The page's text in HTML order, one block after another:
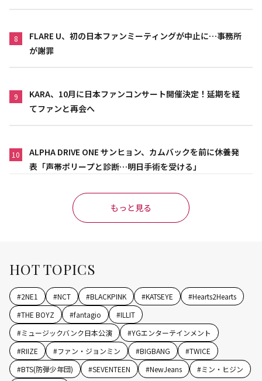
8
FLARE U、初の日本ファンミーティングが中止に…事務所
が謝罪
9
KARA、10月に日本ファンコンサート開催決定！延期を経
てファンと再会へ
10
ALPHA DRIVE ONE サンヒョン、カムバックを前に休養発
表「声帯ポリープと診断…明日手術を受ける」
もっと見る
HOT TOPICS
#2NE1 #NCT #BLACKPINK #KATSEYE #Hearts2Hearts
#THE BOYZ #fantagio #ILLIT
#ミュージックバンク日本公演 #YGエンターテインメント
#RIIZE #ファン・ジョンミン #BIGBANG #TWICE
#BTS(防弾少年団) #SEVENTEEN #NewJeans #ミン・ヒジン